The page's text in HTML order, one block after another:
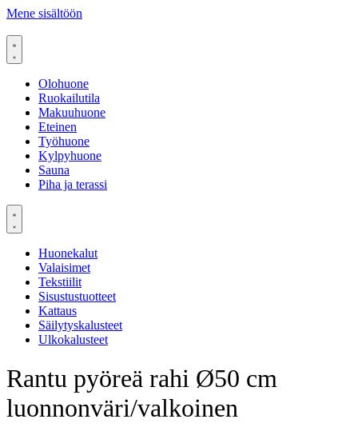
Mene sisältöön
Olohuone
Ruokailutila
Makuuhuone
Eteinen
Työhuone
Kylpyhuone
Sauna
Piha ja terassi
Huonekalut
Valaisimet
Tekstiilit
Sisustustuotteet
Kattaus
Säilytyskalusteet
Ulkokalusteet
Rantu pyöreä rahi Ø50 cm
luonnonväri/valkoinen